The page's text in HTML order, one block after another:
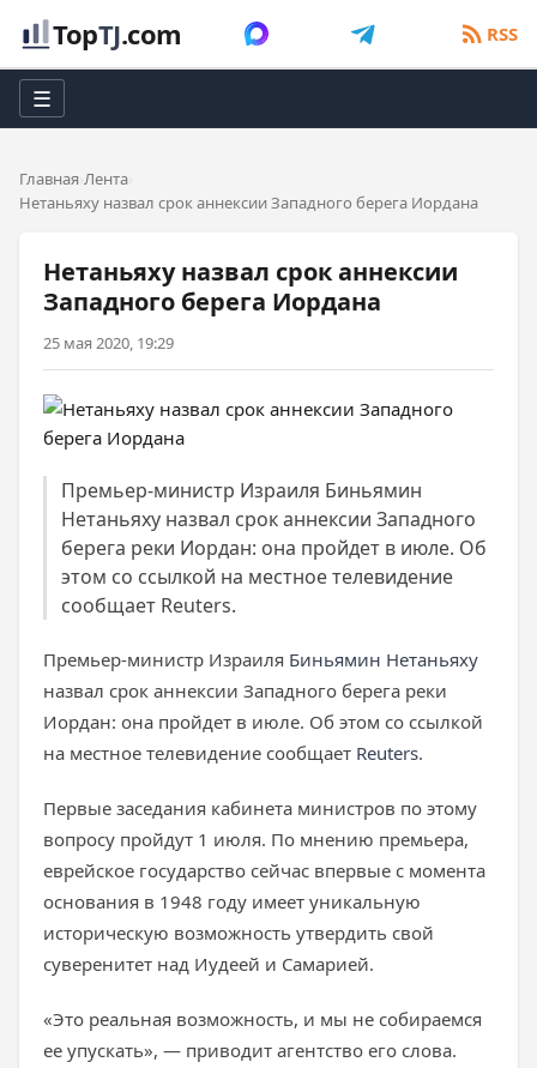
TopTJ.com RSS
☰
Главная Лента
Нетаньяху назвал срок аннексии Западного берега Иордана
Нетаньяху назвал срок аннексии
Западного берега Иордана
25 мая 2020, 19:29
Премьер-министр Израиля Биньямин
Нетаньяху назвал срок аннексии Западного
берега реки Иордан: она пройдет в июле. Об
этом со ссылкой на местное телевидение
сообщает Reuters.
Премьер-министр Израиля Биньямин Нетаньяху
назвал срок аннексии Западного берега реки
Иордан: она пройдет в июле. Об этом со ссылкой
на местное телевидение сообщает Reuters.
Первые заседания кабинета министров по этому
вопросу пройдут 1 июля. По мнению премьера,
еврейское государство сейчас впервые с момента
основания в 1948 году имеет уникальную
историческую возможность утвердить свой
суверенитет над Иудеей и Самарией.
«Это реальная возможность, и мы не собираемся
ее упускать», — приводит агентство его слова.